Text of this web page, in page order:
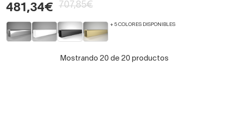
481,34€ 707,85€
+ 5 COLORES DISPONIBLES
Mostrando 20 de 20 productos